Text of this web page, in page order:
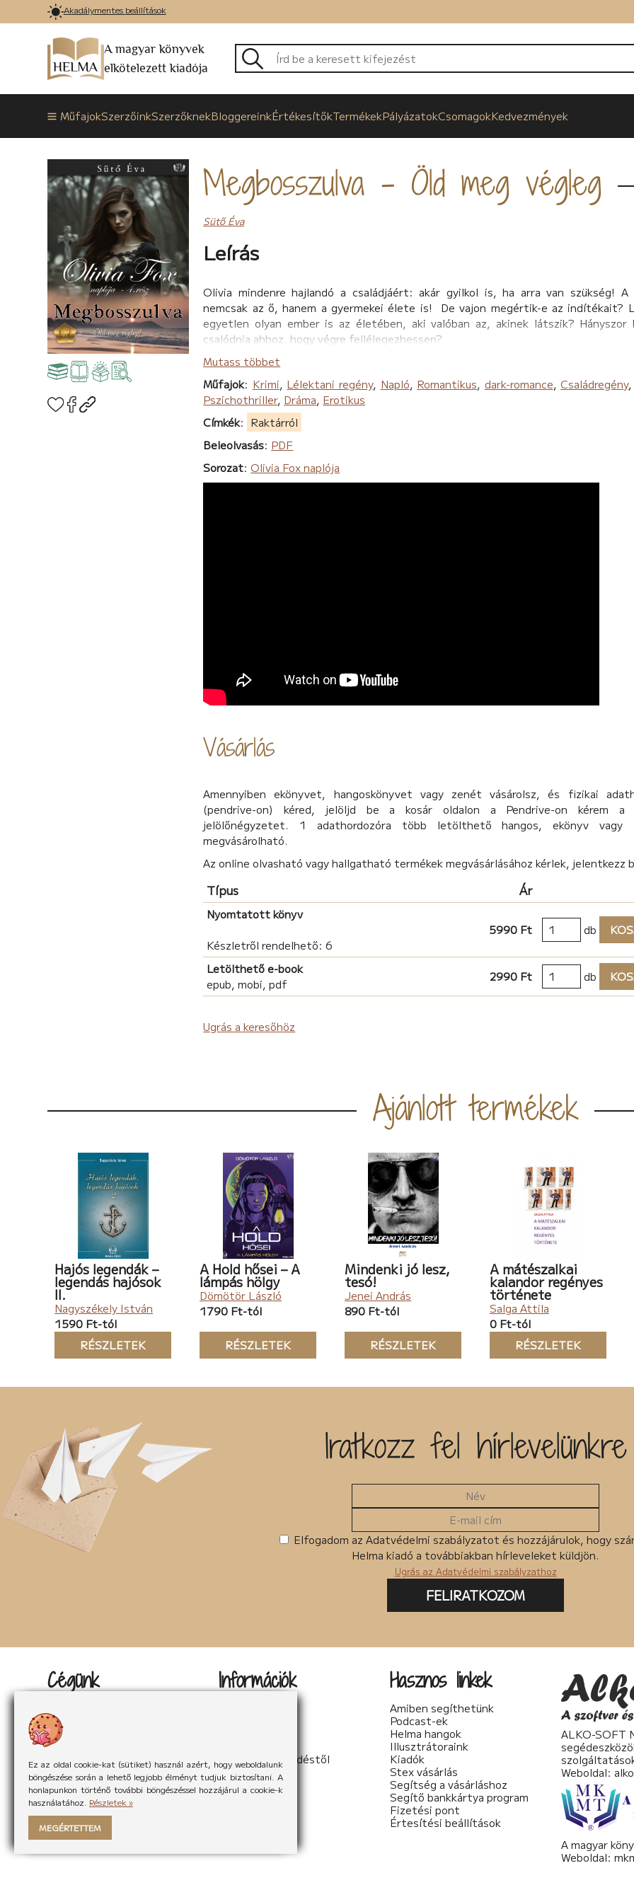
Ez az oldal cookie-kat (sütiket) használ azért, hogy weboldalunk
böngészése során a lehető legjobb élményt tudjuk biztosítani. A
honlapunkon történő további böngészéssel hozzájárul a cookie-k
használatához. Részletek »
MEGÉRTETTEM
Akadálymentes beállítások
A magyar könyvek
elkötelezett kiadója
MűfajokSzerzőinkSzerzőknekBloggereinkÉrtékesítőkTermékekPályázatokCsomagokKedvezmények
Megbosszulva - Öld meg végleg
Sütő Éva
Leírás
Olivia mindenre hajlandó a családjáért: akár gyilkol is, ha arra van szükség!
nemcsak az ő, hanem a gyermekei élete is! De vajon megértik-e az indítékait?
egyetlen olyan ember is az életében, aki valóban az, akinek látszik? Hányszor
csalódnia ahhoz, hogy végre fellélegezhessen?
Mutass többet
Műfajok: Krimi, Lélektani regény, Napló, Romantikus, dark-romance,Családregény
Pszichothriller, Dráma, Erotikus
Címkék: Raktárról
Beleolvasás: PDF
Sorozat:Olivia Fox naplója
Vásárlás
Amennyiben ekönyvet, hangoskönyvet vagy zenét vásárolsz, és fizikai
(pendrive-on) kéred, jelöljd be a kosár oldalon a Pendrive-on kérem a
jelölőnégyzetet. 1 adathordozóra több letölthető hangos, ekönyv vagy
megvásárolható.
Az online olvasható vagy hallgatható termékek megvásárlásához kérlek, jelentkezz
Típus Ár
Nyomtatott könyv
Készletről rendelhető: 6
5990 Ft db
Letölthető e-book
epub, mobi, pdf
2990 Ft db
Ugrás a keresőhöz
Ajánlott termékek
Hajós legendák –
legendás hajósok
II.
Nagyszékely István
1590 Ft-tól
RÉSZLETEK
A Hold hősei – A
lámpás hölgy
Dömötör László
1790 Ft-tól
RÉSZLETEK
Mindenki jó lesz,
tesó!
Jenei András
890 Ft-tól
RÉSZLETEK
A mátészalkai
kalandor regényes
története
Salga Attila
0 Ft-tól
RÉSZLETEK
Iratkozz fel hírlevelünkre
Elfogadom az Adatvédelmi szabályzatot és hozzájárulok, hogy
Helma kiadó a továbbiakban hírleveleket küldjön.
Ugrás az Adatvédelmi szabályzathoz
FELIRATKOZOM
Cégünk
Rólunk
Rólunk mondták
Hírek
Partnereink
Információk
Elállás a szerződéstől
Hasznos linkek
Amiben segíthetünk
Podcast-ek
Helma hangok
Illusztrátoraink
Kiadók
Stex vásárlás
Segítség a vásárláshoz
Segítő bankkártya program
Fizetési pont
Értesítési beállítások
ALKO-SOFT
Weboldal:
A magyar
Weboldal: